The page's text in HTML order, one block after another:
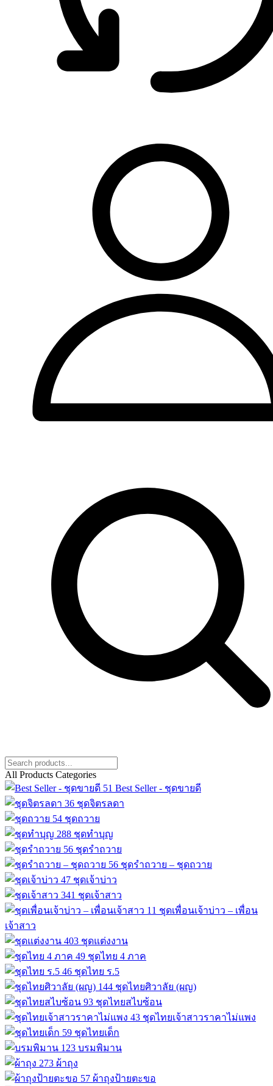
All Products Categories
51 Best Seller - ชุดขายดี
36 ชุดจิตรลดา
54 ชุดถวาย
288 ชุดทำบุญ
56 ชุดรำถวาย
56 ชุดรำถวาย – ชุดถวาย
47 ชุดเจ้าบ่าว
341 ชุดเจ้าสาว
11 ชุดเพื่อนเจ้าบ่าว – เพื่อน
เจ้าสาว
403 ชุดแต่งงาน
49 ชุดไทย 4 ภาค
46 ชุดไทย ร.5
144 ชุดไทยศิวาลัย (ผญ)
93 ชุดไทยสไบซ้อน
43 ชุดไทยเจ้าสาวราคาไม่แพง
59 ชุดไทยเด็ก
123 บรมพิมาน
273 ผ้าถุง
57 ผ้าถุงป้ายตะขอ